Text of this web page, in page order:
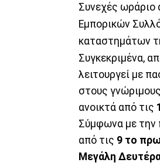
Συνεχές ωράριο
Εμπορικών
καταστημάτων
Συγκεκριμένα,
λειτουργεί με
στους
ανοικτά από τις
Σύμφωνα με την
από τις 9 το
Μεγάλη